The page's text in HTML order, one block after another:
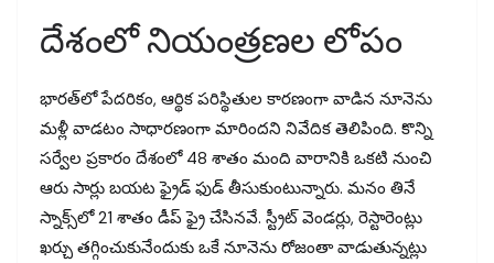
దేశంలో నియంత్రణల లోపం
భారత్‌లో పేదరికం, ఆర్థిక పరిస్థితుల కారణంగా వాడిన నూనెను
మళ్లీ వాడటం సాధారణంగా మారిందని నివేదిక తెలిపింది. కొన్ని
సర్వేల ప్రకారం దేశంలో 48 శాతం మంది వారానికి ఒకటి నుంచి
ఆరు సార్లు బయట ఫ్రైడ్ ఫుడ్ తీసుకుంటున్నారు. మనం తినే
స్నాక్స్‌లో 21 శాతం డీప్ ఫ్రై చేసినవే. స్ట్రీట్ వెండర్లు, రెస్టారెంట్లు
ఖర్చు తగ్గించుకునేందుకు ఒకే నూనెను రోజంతా వాడుతున్నట్లు